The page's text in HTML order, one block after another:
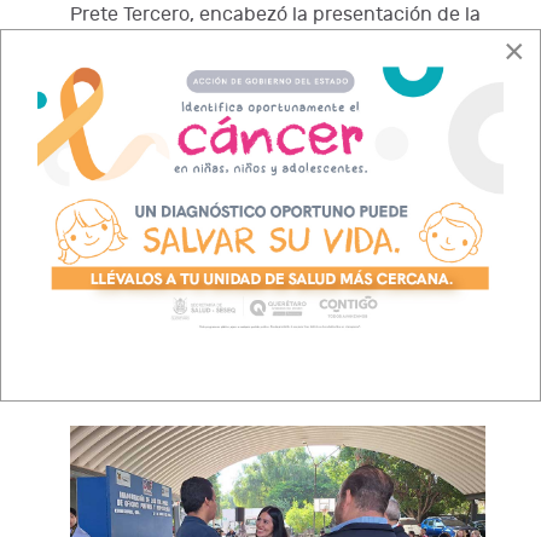
Prete Tercero, encabezó la presentación de la
Semilla Coppel Emprende, impulsada en
conjunto con el Instituto Queretano del
Emprendimiento y la Innovación (
Fundación Coppel y Fundación Causa
competencias de los emprendedores locales
y detonar el crecimiento sostenible de sus
negocios.
×